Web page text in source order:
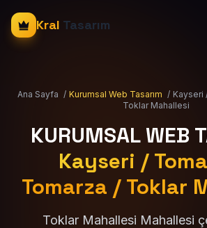
Kral Tasarım
Ana Sayfa / Kurumsal Web Tasarım / Kayseri
Toklar Mahallesi
KURUMSAL WEB
Kayseri /
Tomarza / Toklar
Toklar Mahallesi Mahallesi